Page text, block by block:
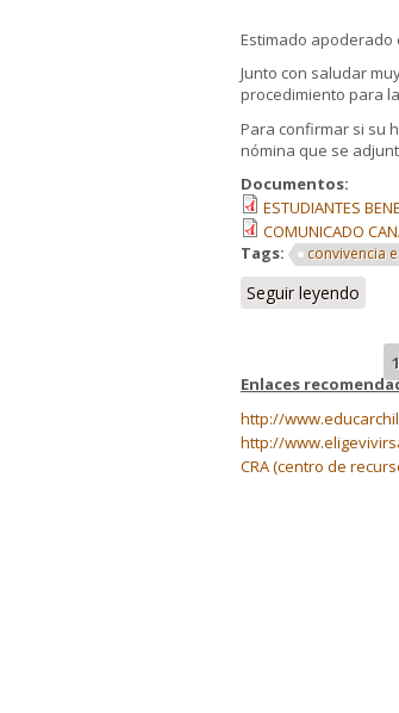
Estimado
Junto con saludar
procedimiento para
Para confirmar si su
nómina que se
Documentos:
ESTUDIANTES
COMUNICADO
Tags:
convivencia
Seguir leyendo
1
Enlaces
http://
http://
CRA (centro de